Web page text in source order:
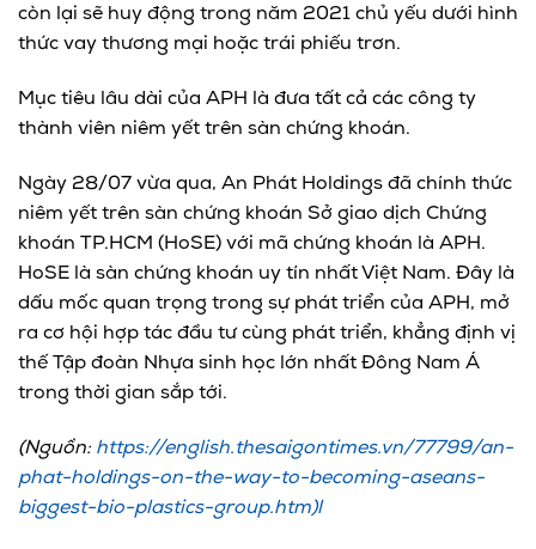
còn lại sẽ huy động trong năm 2021 chủ yếu dưới hình
thức vay thương mại hoặc trái phiếu trơn.
Mục tiêu lâu dài của APH là đưa tất cả các công ty
thành viên niêm yết trên sàn chứng khoán.
Ngày 28/07 vừa qua, An Phát Holdings đã chính thức
niêm yết trên sàn chứng khoán Sở giao dịch Chứng
khoán TP.HCM (HoSE) với mã chứng khoán là APH.
HoSE là sàn chứng khoán uy tín nhất Việt Nam. Đây là
dấu mốc quan trọng trong sự phát triển của APH, mở
ra cơ hội hợp tác đầu tư cùng phát triển, khẳng định vị
thế Tập đoàn Nhựa sinh học lớn nhất Đông Nam Á
trong thời gian sắp tới.
(Nguồn: https://english.thesaigontimes.vn/77799/an-
phat-holdings-on-the-way-to-becoming-aseans-
biggest-bio-plastics-group.htm)l